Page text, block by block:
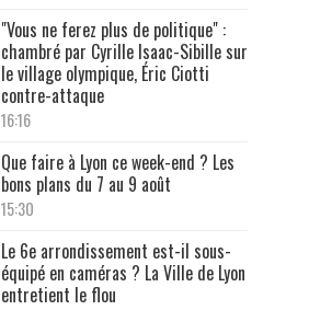
"Vous ne ferez plus de politique" :
chambré par Cyrille Isaac-Sibille sur
le village olympique, Éric Ciotti
contre-attaque
16:16
Que faire à Lyon ce week-end ? Les
bons plans du 7 au 9 août
15:30
Le 6e arrondissement est-il sous-
équipé en caméras ? La Ville de Lyon
entretient le flou